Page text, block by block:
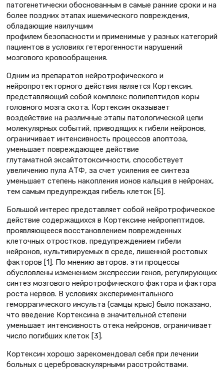
патогенетически обоснованным в самые ранние сроки и на
более поздних этапах ишемического повреждения,
обладающие наилучшим
профилем безопасности и применимые у разных категорий
пациентов в условиях гетерогенности нарушений
мозгового кровообращения.
Одним из препаратов нейротрофического и
нейропротекторного действия является Кортексин,
представляющий собой комплекс полипептидов коры
головного мозга скота. Кортексин оказывает
воздействие на различные этапы патологической цепи
молекулярных событий, приводящих к гибели нейронов,
ограничивает интенсивность процессов апоптоза,
уменьшает повреждающее действие
глутаматной эксайтотоксичности, способствует
увеличению пула АТФ, за счет усиления ее синтеза
уменьшает степень накопления ионов кальция в нейронах,
тем самым предупреждая гибель клеток [5].
Большой интерес представляет собой нейротрофическое
действие содержащихся в Кортексине нейропептидов,
проявляющееся восстановлением поврежденных
клеточных отростков, предупреждением гибели
нейронов, культивируемых в среде, лишенной ростовых
факторов [1]. По мнению авторов, эти процессы
обусловлены изменением экспрессии генов, регулирующих
синтез мозгового нейротрофического фактора и фактора
роста нервов. В условиях экспериментального
геморрагического инсульта (самцы крыс) было показано,
что введение Кортексина в значительной степени
уменьшает интенсивность отека нейронов, ограничивает
число погибших клеток [3].
Кортексин хорошо зарекомендовал себя при лечении
больных с цереброваскулярными расстройствами.